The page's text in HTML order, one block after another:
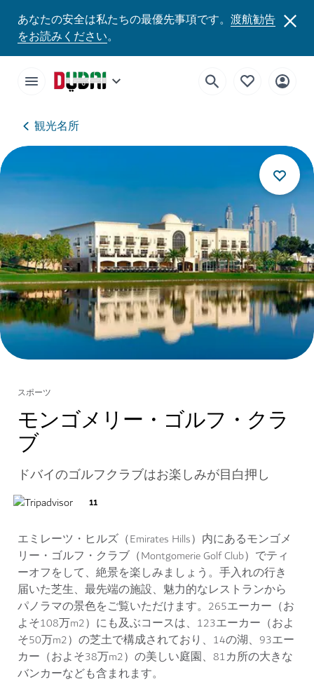
あなたの安全は私たちの最優先事項です。 渡航勧告
をお読みください。
観光名所
スポーツ
モンゴメリー・ゴルフ・クラ
ブ
ドバイのゴルフクラブはお楽しみが目白押し
11
エミレーツ・ヒルズ（Emirates Hills）内にあるモンゴメ
リー・ゴルフ・クラブ（Montgomerie Golf Club）でティ
ーオフをして、絶景を楽しみましょう。手入れの行き
届いた芝生、最先端の施設、魅力的なレストランから
パノラマの景色をご覧いただけます。265エーカー（お
よそ108万m2）にも及ぶコースは、123エーカー（およ
そ50万m2）の芝土で構成されており、14の湖、93エー
カー（およそ38万m2）の美しい庭園、81カ所の大きな
バンカーなども含まれます。